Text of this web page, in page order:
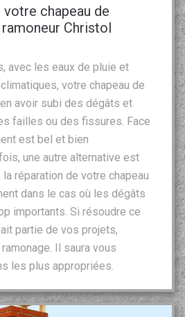
chapeau de
Christol
avec les eaux de pluie et
votre chapeau de
avoir subi des dégâts et
failles ou des fissures. Face
est bel et bien
une autre alternative est
réparation de votre chapeau
dans le cas où les dégâts
importants. Si résoudre ce
partie de vos projets,
Il saura vous
les plus appropriées.